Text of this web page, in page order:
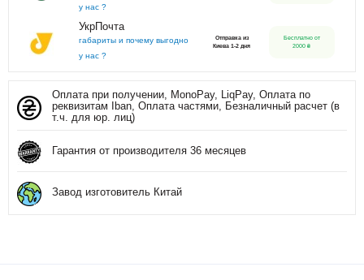
у нас ?
УкрПочта
габариты и почему выгодно
у нас ?
Отправка из
Киева 1-2 дня
Бесплатно от
2000 ₴
Оплата при получении, MonoPay, LiqPay, Оплата по
реквизитам Iban, Оплата частями, Безналичный расчет (в
т.ч. для юр. лиц)
Гарантия от производителя 36 месяцев
Завод изготовитель Китай